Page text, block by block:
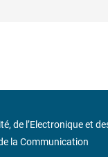
de l’Electronique et
la Communication